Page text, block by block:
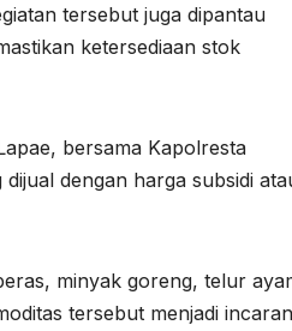
tersebut juga dipantau
ketersediaan stok
bersama Kapolresta
dengan harga subsidi
minyak goreng, telur
tersebut menjadi incaran